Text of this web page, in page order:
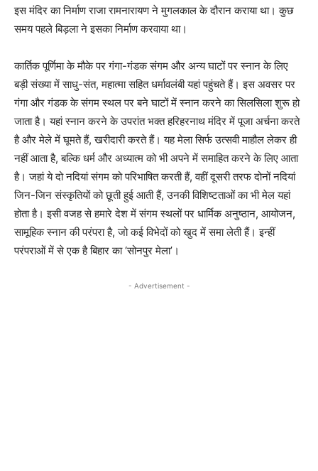
इस मंदिर का निर्माण राजा रामनारायण ने मुगलकाल के दौरान कराया था। कुछ
समय पहले बिड़ला ने इसका निर्माण करवाया था।
कार्तिक पूर्णिमा के मौके पर गंगा-गंडक संगम और अन्य घाटों पर स्नान के लिए
बड़ी संख्या में साधु-संत, महात्मा सहित धर्मावलंबी यहां पहुंचते हैं। इस अवसर पर
गंगा और गंडक के संगम स्थल पर बने घाटों में स्नान करने का सिलसिला शुरू हो
जाता है। यहां स्नान करने के उपरांत भक्त हरिहरनाथ मंदिर में पूजा अर्चना करते
है और मेले में घूमते हैं, खरीदारी करते हैं। यह मेला सिर्फ उत्सवी माहौल लेकर ही
नहीं आता है, बल्कि धर्म और अध्यात्म को भी अपने में समाहित करने के लिए आता
है। जहां ये दो नदियां संगम को परिभाषित करती हैं, वहीं दूसरी तरफ दोनों नदियां
जिन-जिन संस्कृतियों को छूती हुई आती हैं, उनकी विशिष्टताओं का भी मेल यहां
होता है। इसी वजह से हमारे देश में संगम स्थलों पर धार्मिक अनुष्ठान, आयोजन,
सामूहिक स्नान की परंपरा है, जो कई विभेदों को खुद में समा लेती हैं। इन्हीं
परंपराओं में से एक है बिहार का ‘सोनपुर मेला’।
- Advertisement -